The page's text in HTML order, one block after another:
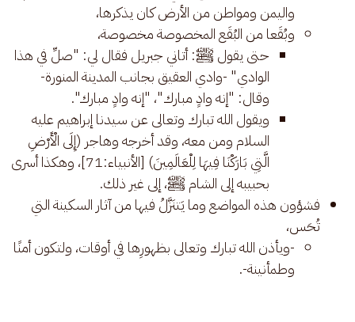
واليمن ومواطن من الأرض كان يذكرها،
وبُقَعا من البُقَع المخصوصة مخصوصة،
حتى يقول ﷺ: أتاني جبريل فقال لي: "صلِّ في هذا
الوادي" -وادي العقيق بجانب المدينة المنورة-
وقال: "إنه وادٍ مبارك"، "إنه وادٍ مبارك".
ويقول الله تبارك وتعالى عن سيدنا إبراهيم عليه
السلام ومن معه، وقد أخرجه وهاجر (إِلَى الْأَرْضِ
الَّتِي بَارَكْنَا فِيهَا لِلْعَالَمِينَ) [الأنبياء:71]، وهكذا أسرى
بحبيبه إلى الشام ﷺ، إلى غير ذلك.
فشؤون هذه المواضع وما يَتنَزَّلُ فيها من آثار السكينة التي
تُحَس،
-ويأذن الله تبارك وتعالى بظهورِها في أوقات، ولتكون أمنًا
وطمأنينة-.